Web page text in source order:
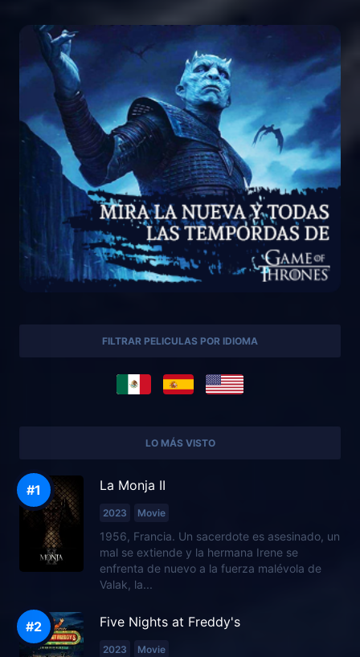
FILTRAR PELICULAS POR IDIOMA
LO MÁS VISTO
La Monja II
2023 Movie
1956, Francia. Un sacerdote es asesinado, un
mal se extiende y la hermana Irene se
enfrenta de nuevo a la fuerza malévola de
Valak, la...
Five Nights at Freddy's
2023 Movie